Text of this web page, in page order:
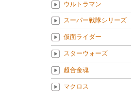
ウルトラマン
スーパー戦隊シリーズ
仮面ライダー
スターウォーズ
超合金魂
マクロス